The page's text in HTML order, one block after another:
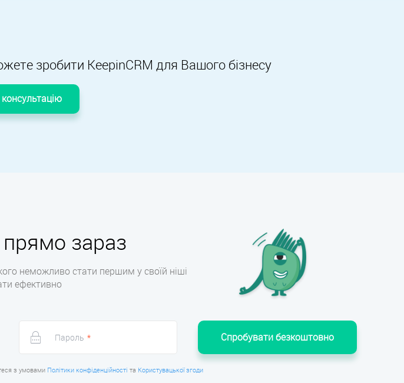
зробити KeepinCRM для Вашого бізнесу
прямо зараз
неможливо стати першим у своїй ніші
ефективно
Пароль * Спробувати безкоштовно
з умовами Політики конфіденційності та Користувацької згоди